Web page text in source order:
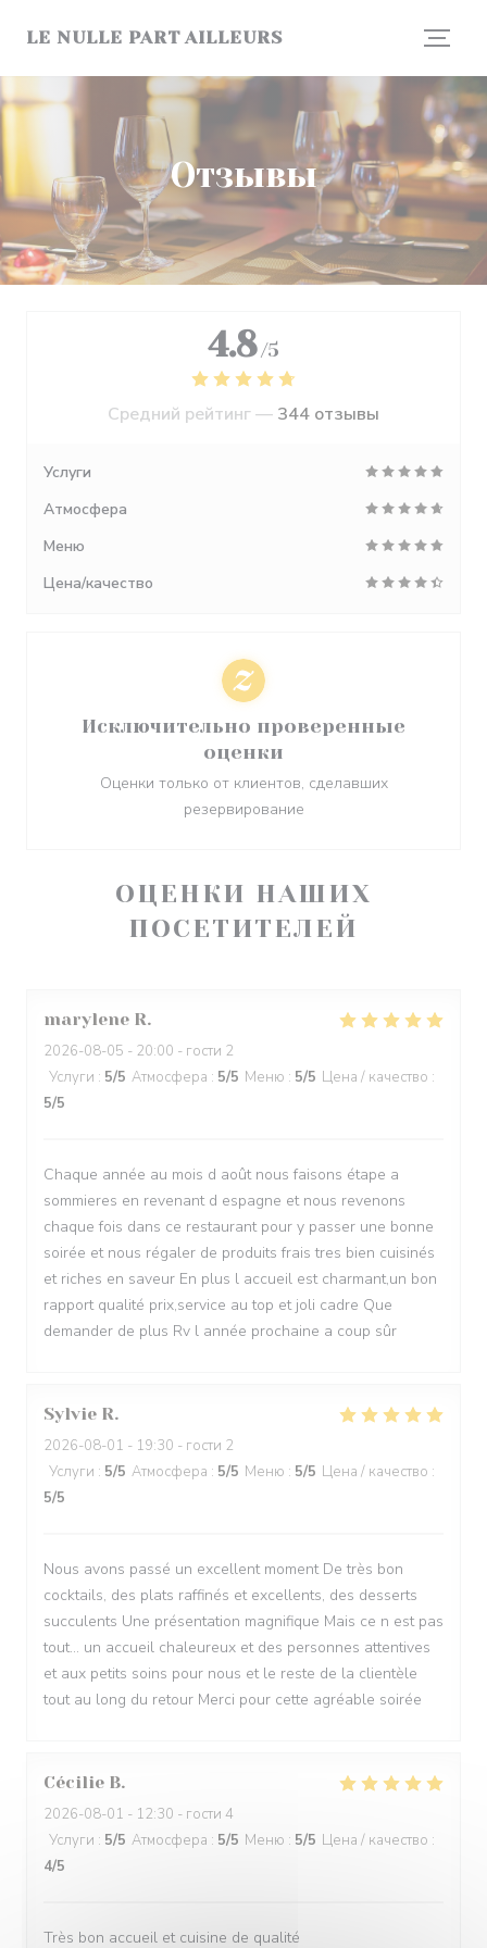
LE NULLE PART AILLEURS
Отзывы
ОЦЕНКИ НАШИХ
ПОСЕТИТЕЛЕЙ
marylene R
2026-08-05 - 20:00 - гости 2
Услуги : 5/5 Атмосфера : 5/5 Меню : 5/5 Цена / качество :
5/5
Chaque année au mois d août nous faisons étape a
sommieres en revenant d espagne et nous revenons
chaque fois dans ce restaurant pour y passer une bonne
soirée et nous régaler de produits frais tres bien cuisinés
et riches en saveur En plus l accueil est charmant,un bon
rapport qualité prix,service au top et joli cadre Que
demander de plus Rv l année prochaine a coup sûr
Sylvie R
2026-08-01 - 19:30 - гости 2
Услуги : 5/5 Атмосфера : 5/5 Меню : 5/5 Цена / качество :
5/5
Nous avons passé un excellent moment De très bon
cocktails, des plats raffinés et excellents, des desserts
succulents Une présentation magnifique Mais ce n est pas
tout… un accueil chaleureux et des personnes attentives
et aux petits soins pour nous et le reste de la clientèle
tout au long du retour Merci pour cette agréable soirée
Cécilie B
2026-08-01 - 12:30 - гости 4
Услуги : 5/5 Атмосфера : 5/5 Меню : 5/5 Цена / качество :
4/5
Très bon accueil et cuisine de qualité
4.8 /5
Средний рейтинг — 344 отзывы
Услуги
Атмосфера
Меню
Цена/качество
Исключительно проверенные
оценки
Оценки только от клиентов, сделавших
резервирование